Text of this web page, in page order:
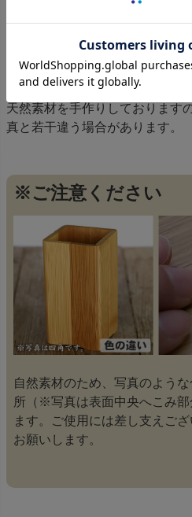
サイズ
天然素材を手作りしております
真と若干違う場合があります。
※ご注意ください
自然素材のため、写真のよう
所（※写真は表面中央へこみ
ます。ご使用には差し支えご
お願いします。